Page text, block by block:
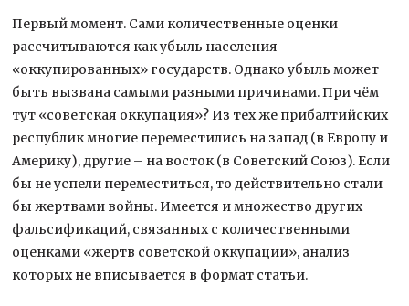
Первый момент. Сами количественные оценки
рассчитываются как убыль населения
«оккупированных» государств. Однако убыль может
быть вызвана самыми разными причинами. При чём
тут «советская оккупация»? Из тех же прибалтийских
республик многие переместились на запад (в Европу и
Америку), другие – на восток (в Советский Союз). Если
бы не успели переместиться, то действительно стали
бы жертвами войны. Имеется и множество других
фальсификаций, связанных с количественными
оценками «жертв советской оккупации», анализ
которых не вписывается в формат статьи.